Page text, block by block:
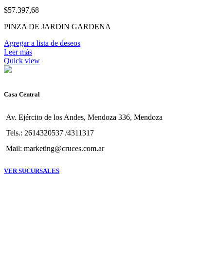
$57.397,68
PINZA DE JARDIN GARDENA
Agregar a lista de deseos
Leer más
Quick view
Casa Central
Av. Ejército de los Andes, Mendoza 336, Mendoza
Tels.: 2614320537 /4311317
Mail: marketing@cruces.com.ar
VER SUCURSALES